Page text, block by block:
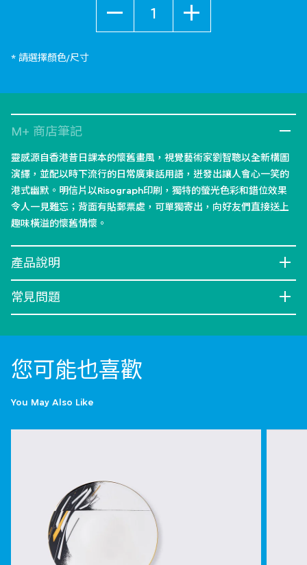
* 請選擇顏色/尺寸
M+ 商店筆記
靈感源自香港昔日課本的懷舊畫風，視覺藝術家劉智聰以全新構圖
演繹，並配以時下流行的日常廣東話用語，迸發出讓人會心一笑的
港式幽默。明信片以Risograph印刷，獨特的螢光色彩和錯位效果
令人一見難忘；背面有貼郵票處，可單獨寄出，向好友們直接送上
趣味橫溢的懷舊情懷。
產品說明
常見問題
您可能也喜歡
You May Also Like